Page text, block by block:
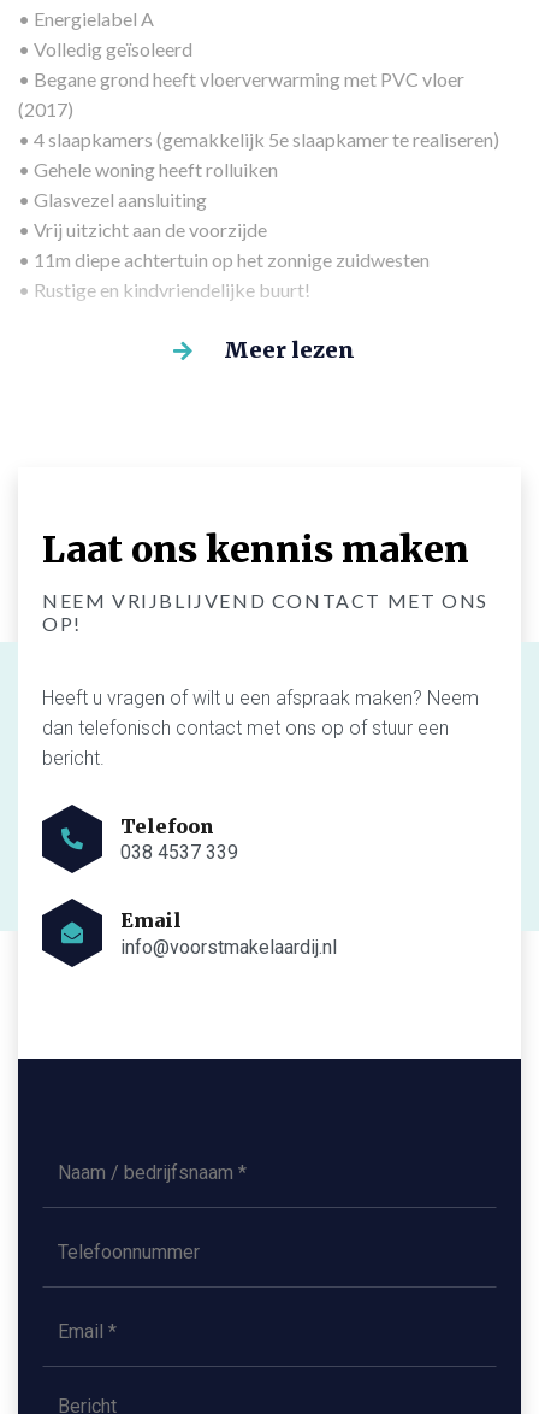
• Energielabel A
• Volledig geïsoleerd
• Begane grond heeft vloerverwarming met PVC vloer
(2017)
• 4 slaapkamers (gemakkelijk 5e slaapkamer te realiseren)
• Gehele woning heeft rolluiken
• Glasvezel aansluiting
• Vrij uitzicht aan de voorzijde
• 11m diepe achtertuin op het zonnige zuidwesten
• Rustige en kindvriendelijke buurt!
Meer lezen
Laat ons kennis maken
NEEM VRIJBLIJVEND CONTACT MET ONS
OP!
Heeft u vragen of wilt u een afspraak maken? Neem
dan telefonisch contact met ons op of stuur een
bericht.
038 4537 339
info@voorstmakelaardij.nl
bedrijfsnaam
*
mailadres